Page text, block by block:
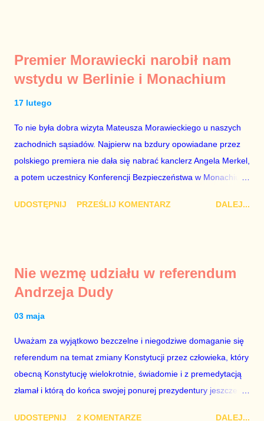
tylko tam, gdzie nie ma trudnych pytań. Taki obrót spraw
przyjmuję ze smutkiem. Właściciela Polsatu – Zygmunta
znowu dał się złamać partii Jarosława Kaczyńskiego. Znowu,
bo w 2007 roku też tak się stało. Na kilka tygodni przed
przedterminowymi wyborami parlamentarnymi do biur Solorza
politycy PiS wysłali Agencję Bezpieczeństwa Wewnętrznego, a
Premier Morawiecki narobił nam
wstydu w Berlinie i Monachium
17 lutego
To nie była dobra wizyta Mateusza Morawieckiego u naszych
zachodnich sąsiadów. Najpierw na bzdury opowiadane przez
polskiego premiera nie dała się nabrać kanclerz Angela Merkel,
a potem uczestnicy Konferencji Bezpieczeństwa w Monachium.
Merkel i Morawieckiego narastało we mnie zażenowanie. Było
brednie, że Polska może być motorem wzrostu gospodarczego
całej Unii Europejskiej. To tak, jakby rower miał ciągnąć
z roku 1951, czyli czasów stalinizmu. To pewnie dlatego, że nie
chciało mu przejść przez gardło pochwalenie gospodarczej
sytuacji naszego kraju z lat 2007-2015. Bardzo to małe i
smutne – niegodne premiera polskiego rządu. Generalnie, M...
UDOSTĘPNIJ PRZEŚLIJ KOMENTARZ DALEJ...
Nie wezmę udziału w referendum
Andrzeja Dudy
03 maja
Uważam za wyjątkowo bezczelne i niegodziwe domaganie się
referendum na temat zmiany Konstytucji przez człowieka, który
obecną Konstytucję wielokrotnie, świadomie i z premedytacją
złamał i którą do końca swojej ponurej prezydentury jeszcze
UDOSTĘPNIJ 2 KOMENTARZE DALEJ...